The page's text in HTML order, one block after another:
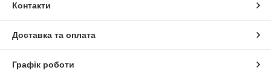
Контакти
Доставка та оплата
Графік роботи